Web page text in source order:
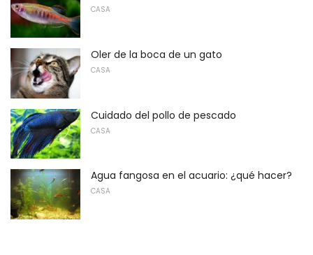
CASA
Oler de la boca de un gato
CASA
Cuidado del pollo de pescado
CASA
Agua fangosa en el acuario: ¿qué hacer?
CASA